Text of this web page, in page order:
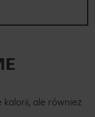
ale również